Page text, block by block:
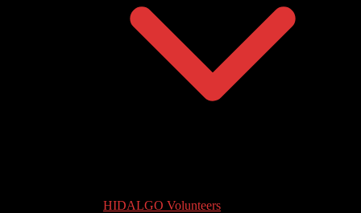
HIDALGO Volunteers